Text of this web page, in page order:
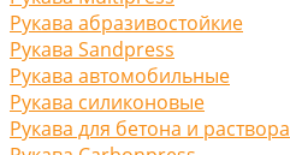
Рукава абразивостойкие
Рукава Sandpress
Рукава автомобильные
Рукава силиконовые
Рукава для бетона и раствора